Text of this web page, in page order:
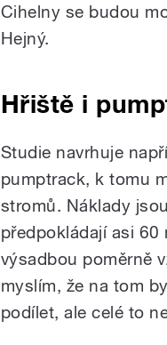
Cihelny se budou
Hejný.
Hřiště i
Studie navrhuje
pumptrack, k tomu
stromů. Náklady
předpokládají asi
výsadbou poměrně
myslím, že na tom
podílet, ale celé to